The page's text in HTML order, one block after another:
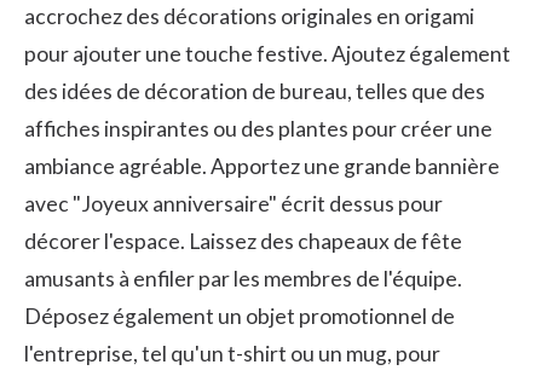
accrochez des décorations originales en origami
pour ajouter une touche festive. Ajoutez également
des idées de décoration de bureau, telles que des
affiches inspirantes ou des plantes pour créer une
ambiance agréable. Apportez une grande bannière
avec "Joyeux anniversaire" écrit dessus pour
décorer l'espace. Laissez des chapeaux de fête
amusants à enfiler par les membres de l'équipe.
Déposez également un objet promotionnel de
l'entreprise, tel qu'un t-shirt ou un mug, pour